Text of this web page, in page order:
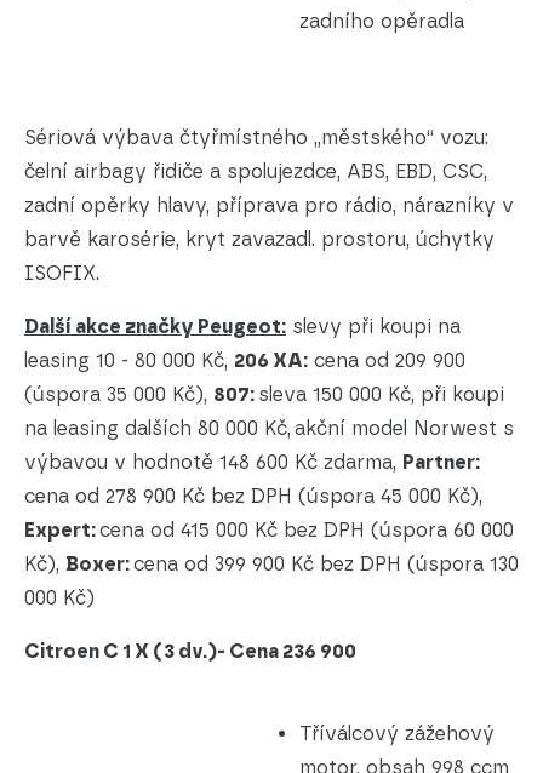
zadního opěradla
Sériová výbava čtyřmístného „městského“ vozu:
čelní airbagy řidiče a spolujezdce, ABS, EBD, CSC,
zadní opěrky hlavy, příprava pro rádio, nárazníky v
barvě karosérie, kryt zavazadl. prostoru, úchytky
ISOFIX.
Další akce značky Peugeot: slevy při koupi na
leasing 10 - 80 000 Kč, 206 XA: cena od 209 900
(úspora 35 000 Kč), 807: sleva 150 000 Kč, při koupi
na leasing dalších 80 000 Kč, akční model Norwest s
výbavou v hodnotě 148 600 Kč zdarma, Partner:
cena od 278 900 Kč bez DPH (úspora 45 000 Kč),
Expert:cena od 415 000 Kč bez DPH (úspora 60 000
Kč), Boxer:cena od 399 900 Kč bez DPH (úspora 130
000 Kč)
Citroen C 1 X (3 dv.)- Cena 236 900
Tříválcový zážehový
motor, obsah 998 ccm